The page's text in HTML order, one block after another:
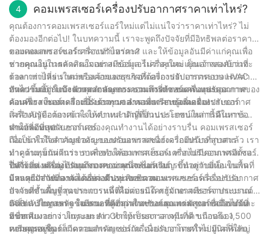
อุตสาหกรรมต่างๆ
สำคัญ ด้วยประสบการณ์กว่า 30 ปีในอุตสาหกรรมนี้ บริษัทของเราได้
เห็นผลกระทบโดยตรงที่เครื่องอัดอากาศที่ทำงานได้ดีมีต่อประสิทธิภาพ
ความสามารถในการผลิต และผลกำไร เมื่อเข้าใจกลไกเบื้องหลังเครื่อง
อัดอากาศ คุณสามารถตัดสินใจได้อย่างมีข้อมูลว่าคอมเพรสเซอร์
ประเภทใดที่เหมาะกับความต้องการเฉพาะของคุณมากที่สุด รวมถึงวิธี
บำรุงรักษาและใช้งานอย่างเหมาะสม ต่อไปนี้คืออนาคตที่รุ่งเรืองซึ่ง
เต็มไปด้วยเครื่องอัดอากาศที่ทำงานได้อย่างราบรื่นและกำลังลมที่
เหมาะสมที่สุด
4 คอมเพรสเซอร์เครื่องปรับอากาศราคาเท่าไหร่?
คุณต้องการคอมเพรสเซอร์แอร์ใหม่แต่ไม่แน่ใจว่าราคาเท่าไหร่? ไม่
ต้องมองอีกต่อไป! ในบทความนี้ เราจะพูดถึงปัจจัยที่มีอิทธิพลต่อราคา
ของคอมเพรสเซอร์เครื่องปรับอากาศ และให้ข้อมูลอันมีค่าแก่คุณเพื่อ
ช่วยคุณในการตัดสินใจอย่างมีข้อมูล ไม่ว่าคุณจะเป็นเจ้าของบ้านที่
ต้องการเปลี่ยนใหม่หรือเจ้าของธุรกิจที่ต้องการอัปเกรดระบบ HVAC
บทความนี้จะแนะนำคุณตลอดกระบวนการกำหนดต้นทุนของ
คอมเพรสเซอร์เครื่องปรับอากาศ อ่านเพื่อเรียนรู้เพิ่มเติม!
คอมเพลสเซอร์แอร์ราคาเท่าไหร่คะ?
หากคุณอยู่ในตลาดคอมเพรสเซอร์แอร์เครื่องใหม่ คุณอาจสงสัยว่าจะ
ราคาเท่าไหร่ ราคาของคอมเพรสเซอร์เครื่องปรับอากาศอาจแตกต่าง
กันไปขึ้นอยู่กับปัจจัยหลายประการ รวมถึงยี่ห้อ ขนาด และคุณภาพของ
ตัวเครื่อง ในบทความนี้ เราจะมาสำรวจราคาของคอมเพรสเซอร์
เครื่องปรับอากาศและให้คำแนะนำที่เป็นประโยชน์ในการค้นหาข้อ
เสนอที่ดีที่สุด
ทำความเข้าใจถึงความสำคัญของคอมเพรสเซอร์เครื่องปรับอากาศ
ก่อนที่เราจะเจาะลึกเรื่องต้นทุนของคอมเพรสเซอร์เครื่องปรับอากาศ
สิ่งสำคัญคือต้องเข้าใจบทบาทสำคัญที่ส่วนประกอบเหล่านี้มีในการ
ทำให้ระบบปรับอากาศของคุณทำงานได้อย่างราบรื่น คอมเพรสเซอร์
ถือเป็นหัวใจสำคัญของระบบปรับอากาศเนื่องจากมีหน้าที่สูบสาร
ทำความเย็นผ่านระบบเพื่อทำให้อากาศเย็นลง หากไม่มีคอมเพรสเซอร์
ที่ทำงาน เครื่องปรับอากาศของคุณจะไม่สามารถทำความเย็นในพื้นที่
บ้านหรือสำนักงานได้อย่างมีประสิทธิภาพ
ราคาคอมเพรสเซอร์แอร์
เมื่อเข้าใจถึงความสำคัญของคอมเพรสเซอร์เครื่องปรับอากาศแล้ว เรา
มาดูต้นทุนกันดีกว่า ราคาของคอมเพรสเซอร์เครื่องปรับอากาศมีตั้งแต่
ไม่กี่ร้อยเหรียญไปจนถึงมากกว่าหนึ่งพันเหรียญ ขึ้นอยู่กับยี่ห้อ ขนาด
และคุณภาพของตัวเครื่อง ตัวอย่างเช่น คอมเพรสเซอร์เครื่องปรับ
อากาศขั้นพื้นฐานจากแบรนด์ที่ไม่ค่อยมีใครรู้จักอาจมีราคาประมาณ
500 เหรียญสหรัฐ ในขณะที่คอมเพรสเซอร์คุณภาพสูงจากแบรนด์ที่
มีชื่อเสียงอย่าง Jinyuan Air Compressor อาจมีราคาเกือบถึง 1,500
เหรียญสหรัฐ
ปัจจัยที่ส่งผลต่อต้นทุนของคอมเพรสเซอร์แอร์
มีหลายปัจจัยที่อาจส่งผลต่อต้นทุนของคอมเพรสเซอร์เครื่องปรับอากาศ
ปัจจัยที่สำคัญที่สุดประการหนึ่งคือแบรนด์ คอมเพรสเซอร์จากแบรนด์
ดังเช่น Jinyuan อาจมีราคาสูงกว่าในช่วงแรก แต่มักจะเชื่อถือได้และ
ทนทานมากกว่าในระยะยาว ทำให้เป็นการลงทุนที่ดี ขนาดของ
คอมเพรสเซอร์ก็มีความสำคัญเช่นกัน เนื่องจากโดยทั่วไปยูนิตที่ใหญ่
เคล็ดลับในการหาข้อเสนอที่ดีที่สุดสำหรับคอมเพรสเซอร์เครื่องปรับ
อากาศ
หากคุณอยู่ในตลาดคอมเพรสเซอร์เครื่องปรับอากาศใหม่ มีเคล็ดลับ